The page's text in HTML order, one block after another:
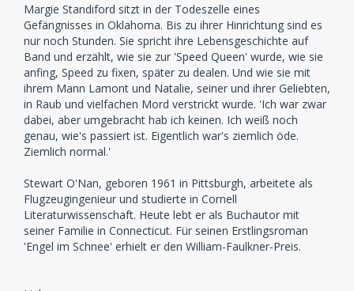
Margie Standiford sitzt in der Todeszelle eines
Gefängnisses in Oklahoma. Bis zu ihrer Hinrichtung sind es
nur noch Stunden. Sie spricht ihre Lebensgeschichte auf
Band und erzählt, wie sie zur 'Speed Queen' wurde, wie sie
anfing, Speed zu fixen, später zu dealen. Und wie sie mit
ihrem Mann Lamont und Natalie, seiner und ihrer Geliebten,
in Raub und vielfachen Mord verstrickt wurde. 'Ich war zwar
dabei, aber umgebracht hab ich keinen. Ich weiß noch
genau, wie's passiert ist. Eigentlich war's ziemlich öde.
Ziemlich normal.'
Stewart O'Nan, geboren 1961 in Pittsburgh, arbeitete als
Flugzeugingenieur und studierte in Cornell
Literaturwissenschaft. Heute lebt er als Buchautor mit
seiner Familie in Connecticut. Für seinen Erstlingsroman
'Engel im Schnee' erhielt er den William-Faulkner-Preis.